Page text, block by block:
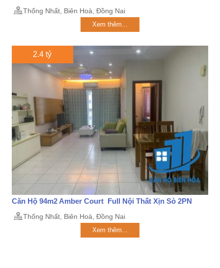
Thống Nhất, Biên Hoà, Đồng Nai
Xem thêm...
2.4 tỷ
Căn Hộ 94m2 Amber Court Full Nội Thất Xịn Sò 2PN
Thống Nhất, Biên Hoà, Đồng Nai
Xem thêm...